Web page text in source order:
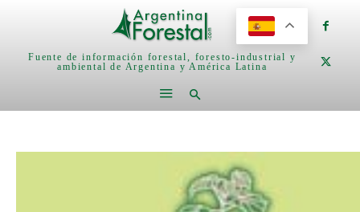
Fuente de información forestal, foresto-industrial y
ambiental de Argentina y América Latina